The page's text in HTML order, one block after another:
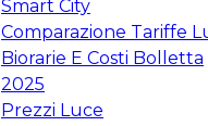
Smart City
Comparazione Tariffe
Biorarie E Costi Bolletta
2025
Prezzi Luce